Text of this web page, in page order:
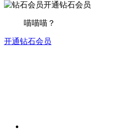
开通钻石会员
喵喵喵？
开通钻石会员